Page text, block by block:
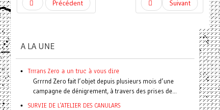
Précédent Suivant
A LA UNE
Trrrans Zero a un truc à vous dire
Grrrnd Zero fait l’objet depuis plusieurs mois d’une
campagne de dénigrement, à travers des prises de...
SURVIE DE L'ATELIER DES CANULARS